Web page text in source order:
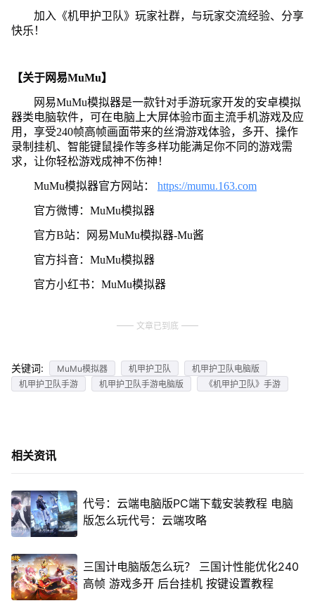
加入《机甲护卫队》玩家社群，与玩家交流经验、分享
快乐！
【关于网易MuMu】
网易MuMu模拟器是一款针对手游玩家开发的安卓模拟
器类电脑软件，可在电脑上大屏体验市面主流手机游戏及应
用，享受240帧高帧画面带来的丝滑游戏体验，多开、操作
录制挂机、智能键鼠操作等多样功能满足你不同的游戏需
求，让你轻松游戏成神不伤神！
MuMu模拟器官方网站： https://mumu.163.com
官方微博：MuMu模拟器
官方B站：网易MuMu模拟器-Mu酱
官方抖音：MuMu模拟器
官方小红书：MuMu模拟器
文章已到底
关键词: MuMu模拟器 机甲护卫队
机甲护卫队电脑版
机甲护卫队手游
机甲护卫队手游电脑版 《机甲护卫队》手游
相关资讯
代号：云端电脑版PC端下载安装教程 电脑
版怎么玩代号：云端攻略
三国计电脑版怎么玩？ 三国计性能优化240
高帧 游戏多开 后台挂机 按键设置教程